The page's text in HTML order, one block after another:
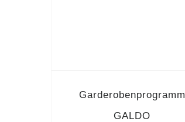
Garderobenprogramm
GALDO